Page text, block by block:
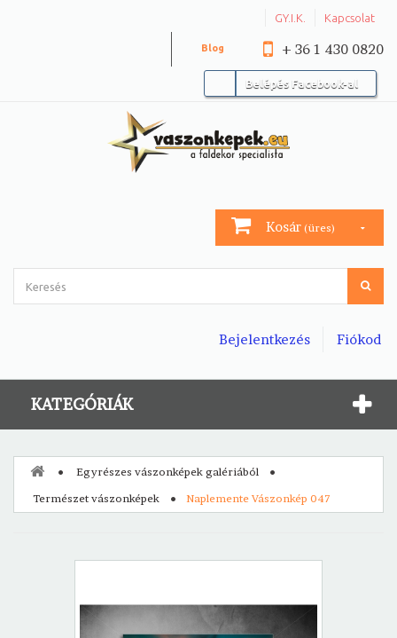
GY.I.K. Kapcsolat
+ 36 1 430 0820
Blog
Belépés Facebook-al
Kosár (üres)
Fiókod
Bejelentkezés
KATEGÓRIÁK
Egyrészes vászonképek galériából
Természet vászonképek
Naplemente Vászonkép 047